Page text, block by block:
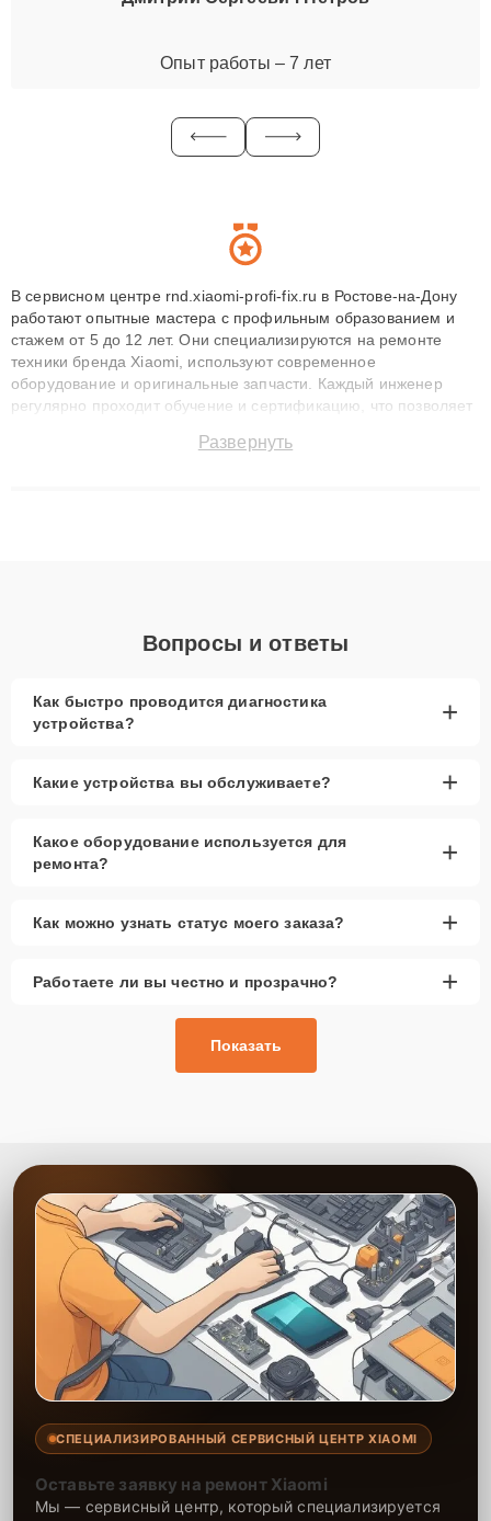
Опыт работы – 7 лет
В сервисном центре rnd.xiaomi-profi-fix.ru в Ростове-на-Дону
работают опытные мастера с профильным образованием и
стажем от 5 до 12 лет. Они специализируются на ремонте
техники бренда Xiaomi, используют современное
оборудование и оригинальные запчасти. Каждый инженер
регулярно проходит обучение и сертификацию, что позволяет
технику с сохранением гарантии до 3 лет. Наши мастера
Развернуть
Вопросы и ответы
Как быстро проводится диагностика
устройства?
+
Какие устройства вы обслуживаете? +
Какое оборудование используется для
ремонта?
+
Как можно узнать статус моего заказа? +
Работаете ли вы честно и прозрачно? +
Показать
СПЕЦИАЛИЗИРОВАННЫЙ СЕРВИСНЫЙ ЦЕНТР XIAOMI
Оставьте заявку на ремонт Xiaomi
Мы — сервисный центр, который специализируется